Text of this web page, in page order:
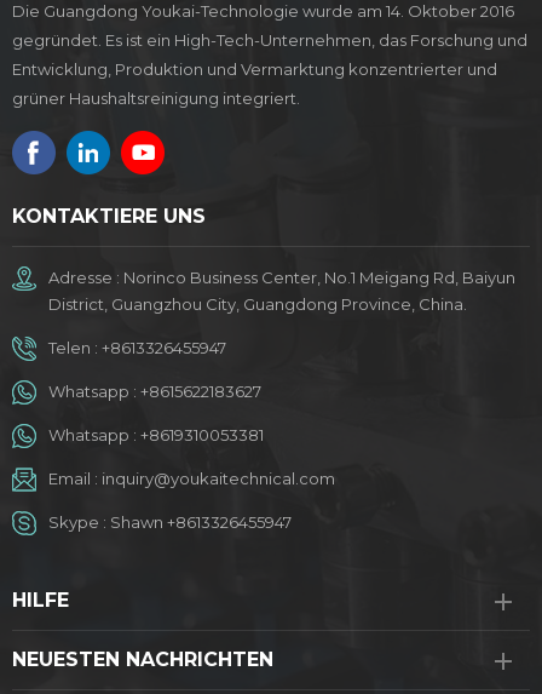
Die Guangdong Youkai-Technologie wurde am 14. Oktober 2016
gegründet. Es ist ein High-Tech-Unternehmen, das Forschung und
Entwicklung, Produktion und Vermarktung konzentrierter und
grüner Haushaltsreinigung integriert.
KONTAKTIERE UNS
Adresse : Norinco Business Center, No.1 Meigang Rd, Baiyun
District, Guangzhou City, Guangdong Province, China.
Telen : +8613326455947
Whatsapp : +8615622183627
Whatsapp : +8619310053381
Email : inquiry@youkaitechnical.com
Skype : Shawn +8613326455947
HILFE
NEUESTEN NACHRICHTEN